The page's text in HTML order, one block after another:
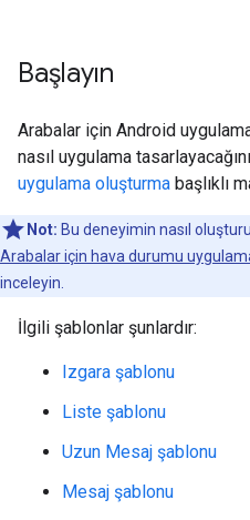
Başlayın
Arabalar için Android
nasıl uygulama
uygulama oluşturma başlıklı
Not: Bu deneyimin nasıl
Arabalar için hava durumu
inceleyin.
İlgili şablonlar şunlardır:
Izgara şablonu
Liste şablonu
Uzun Mesaj şablonu
Mesaj şablonu